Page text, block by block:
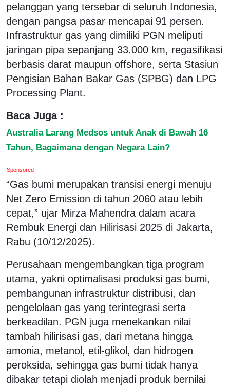
pelanggan yang tersebar di seluruh Indonesia,
dengan pangsa pasar mencapai 91 persen.
Infrastruktur gas yang dimiliki PGN meliputi
jaringan pipa sepanjang 33.000 km, regasifikasi
berbasis darat maupun offshore, serta Stasiun
Pengisian Bahan Bakar Gas (SPBG) dan LPG
Processing Plant.
Baca Juga :
Australia Larang Medsos untuk Anak di Bawah 16
Tahun, Bagaimana dengan Negara Lain?
Sponsored
“Gas bumi merupakan transisi energi menuju
Net Zero Emission di tahun 2060 atau lebih
cepat,” ujar Mirza Mahendra dalam acara
Rembuk Energi dan Hilirisasi 2025 di Jakarta,
Rabu (10/12/2025).
Perusahaan mengembangkan tiga program
utama, yakni optimalisasi produksi gas bumi,
pembangunan infrastruktur distribusi, dan
pengelolaan gas yang terintegrasi serta
berkeadilan. PGN juga menekankan nilai
tambah hilirisasi gas, dari metana hingga
amonia, metanol, etil-glikol, dan hidrogen
peroksida, sehingga gas bumi tidak hanya
dibakar tetapi diolah menjadi produk bernilai